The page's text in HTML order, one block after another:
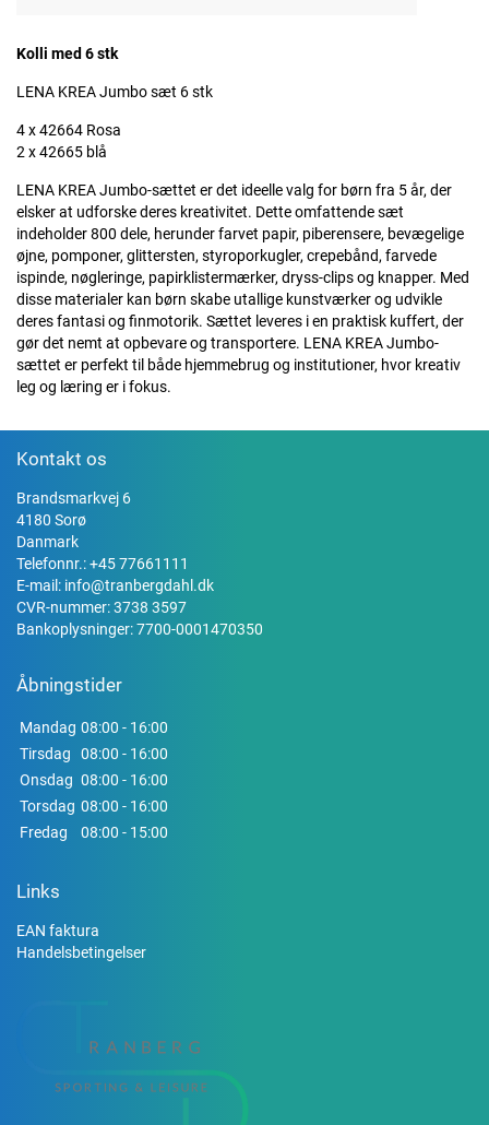
Kolli med 6 stk
LENA KREA Jumbo sæt 6 stk
4 x 42664 Rosa
2 x 42665 blå
LENA KREA Jumbo-sættet er det ideelle valg for børn fra 5 år, der
elsker at udforske deres kreativitet. Dette omfattende sæt
indeholder 800 dele, herunder farvet papir, piberensere, bevægelige
øjne, pomponer, glittersten, styroporkugler, crepebånd, farvede
ispinde, nøgleringe, papirklistermærker, dryss-clips og knapper. Med
disse materialer kan børn skabe utallige kunstværker og udvikle
deres fantasi og finmotorik. Sættet leveres i en praktisk kuffert, der
gør det nemt at opbevare og transportere. LENA KREA Jumbo-
sættet er perfekt til både hjemmebrug og institutioner, hvor kreativ
leg og læring er i fokus.
Kontakt os
Brandsmarkvej 6
4180 Sorø
Danmark
Telefonnr.:+45 77661111
E-mail: info@tranbergdahl.dk
CVR-nummer: 3738 3597
Bankoplysninger: 7700-0001470350
Åbningstider
Mandag 08:00 - 16:00
Tirsdag
08:00 - 16:00
Onsdag 08:00 - 16:00
Torsdag 08:00 - 16:00
Fredag
08:00 - 15:00
Links
EAN faktura
Handelsbetingelser